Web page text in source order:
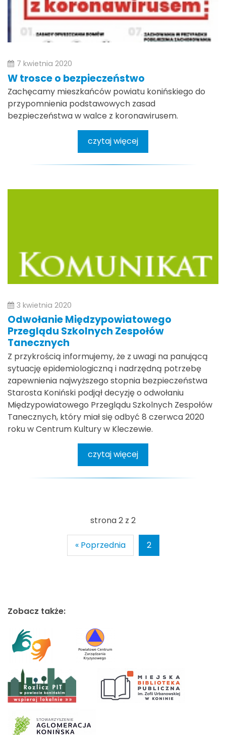
7 kwietnia 2020
W trosce o bezpieczeństwo
Zachęcamy mieszkańców powiatu konińskiego do
przypomnienia podstawowych zasad
bezpieczeństwa w walce z koronawirusem.
czytaj więcej
3 kwietnia 2020
Odwołanie Międzypowiatowego
Przeglądu Szkolnych Zespołów
Tanecznych
Z przykrością informujemy, że z uwagi na panującą
sytuację epidemiologiczną i nadrzędną potrzebę
zapewnienia najwyższego stopnia bezpieczeństwa
Starosta Koniński podjął decyzję o odwołaniu
Międzypowiatowego Przeglądu Szkolnych Zespołów
Tanecznych, który miał się odbyć 8 czerwca 2020
roku w Centrum Kultury w Kleczewie.
czytaj więcej
strona 2 z 2
« Poprzednia 2
Zobacz także: